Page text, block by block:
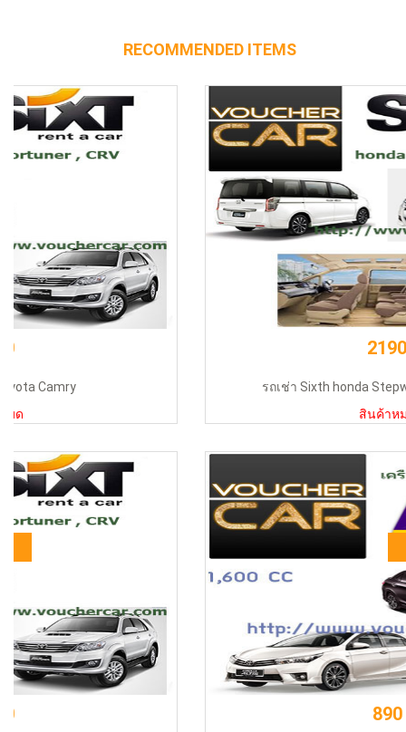
RECOMMENDED ITEMS
รถเช่า Sixth honda Stepwagon รถ MUV สุดห